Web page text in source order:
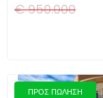
€950.000
ΠΡΟΣ ΠΩΛΗΣΗ